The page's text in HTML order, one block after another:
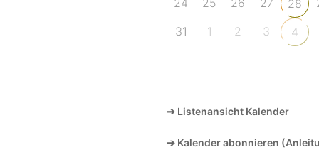
24
25 26 27 28
31
1 2 3 4
➔ Listenansicht Kalender
➔ Kalender abonnieren